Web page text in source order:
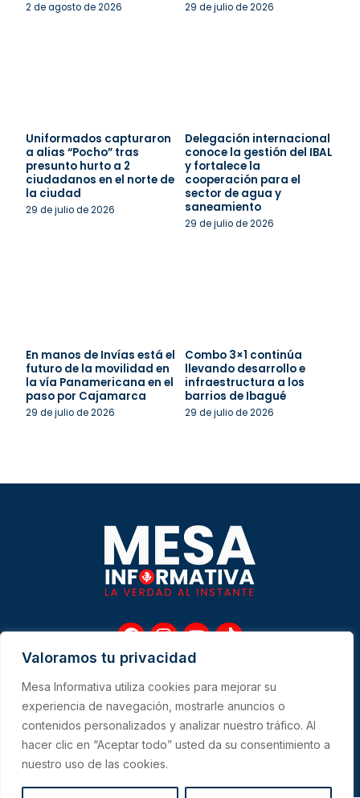
Valoramos tu privacidad
Mesa Informativa utiliza cookies para mejorar su
experiencia de navegación, mostrarle anuncios o
contenidos personalizados y analizar nuestro tráfico. Al
hacer clic en “Aceptar todo” usted da su consentimiento a
nuestro uso de las cookies.
2 de agosto de 2026 29 de julio de 2026
Uniformados capturaron
a alias “Pocho” tras
presunto hurto a 2
ciudadanos en el norte de
la ciudad
29 de julio de 2026
Delegación internacional
conoce la gestión del IBAL
y fortalece la
cooperación para el
sector de agua y
saneamiento
29 de julio de 2026
En manos de Invías está el
futuro de la movilidad en
la vía Panamericana en el
paso por Cajamarca
29 de julio de 2026
Combo 3×1 continúa
llevando desarrollo e
infraestructura a los
barrios de Ibagué
29 de julio de 2026
F
a
c
e
b
o
o
k
I
n
s
t
a
g
r
a
m
Y
u
t
u
b
e
T
t
o
k
CONTACTO